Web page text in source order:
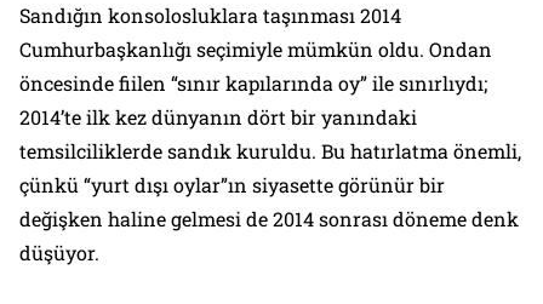
Sandığın konsolosluklara taşınması 2014
Cumhurbaşkanlığı seçimiyle mümkün oldu. Ondan
öncesinde fiilen “sınır kapılarında oy” ile sınırlıydı;
2014’te ilk kez dünyanın dört bir yanındaki
temsilciliklerde sandık kuruldu. Bu hatırlatma önemli,
çünkü “yurt dışı oylar”ın siyasette görünür bir
değişken haline gelmesi de 2014 sonrası döneme denk
düşüyor.